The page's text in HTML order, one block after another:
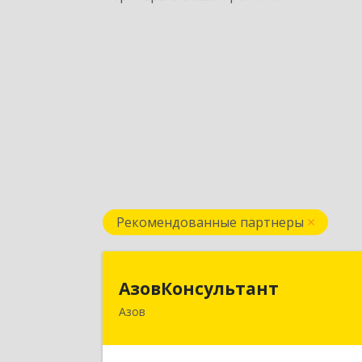
Рекомендованные партнеры
АзовКонсультант
Азов